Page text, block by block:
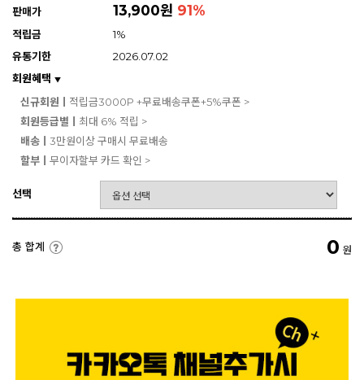
판매가
13,900원 91%
적립금
1%
유통기한
2026.07.02
회원혜택 ▼
신규회원ㅣ 적립금3000P +무료배송쿠폰+5%쿠폰 >
회원등급별ㅣ 최대 6% 적립 >
배송ㅣ 3만원이상 구매시 무료배송
할부ㅣ 무이자할부 카드 확인 >
선택
총 합계 0 원